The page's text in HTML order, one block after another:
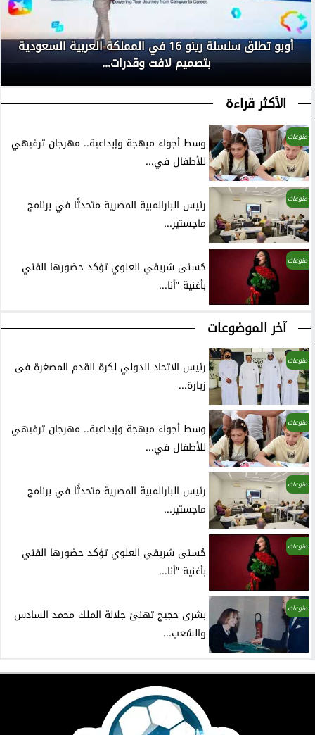
أوبو تطلق سلسلة رينو 16 في المملكة العربية السعودية
بتصميم لافت وقدرات...
الأكثر قراءة
منوعات
وسط أجواء مبهجة وإبداعية.. مهرجان ترفيهي
للأطفال في...
منوعات
رئيس البارالمبية المصرية متحدثًا في برنامج
ماجستير...
منوعات
حُسنى شريفي العلوي تؤكد حضورها الفني
بأغنية ”أنا...
آخر الموضوعات
منوعات
رئيس الاتحاد الدولي لكرة القدم المصغرة فى
زيارة...
منوعات
وسط أجواء مبهجة وإبداعية.. مهرجان ترفيهي
للأطفال في...
منوعات
رئيس البارالمبية المصرية متحدثًا في برنامج
ماجستير...
منوعات
حُسنى شريفي العلوي تؤكد حضورها الفني
بأغنية ”أنا...
منوعات
بشرى حجيج تهنئ جلالة الملك محمد السادس
والشعب...